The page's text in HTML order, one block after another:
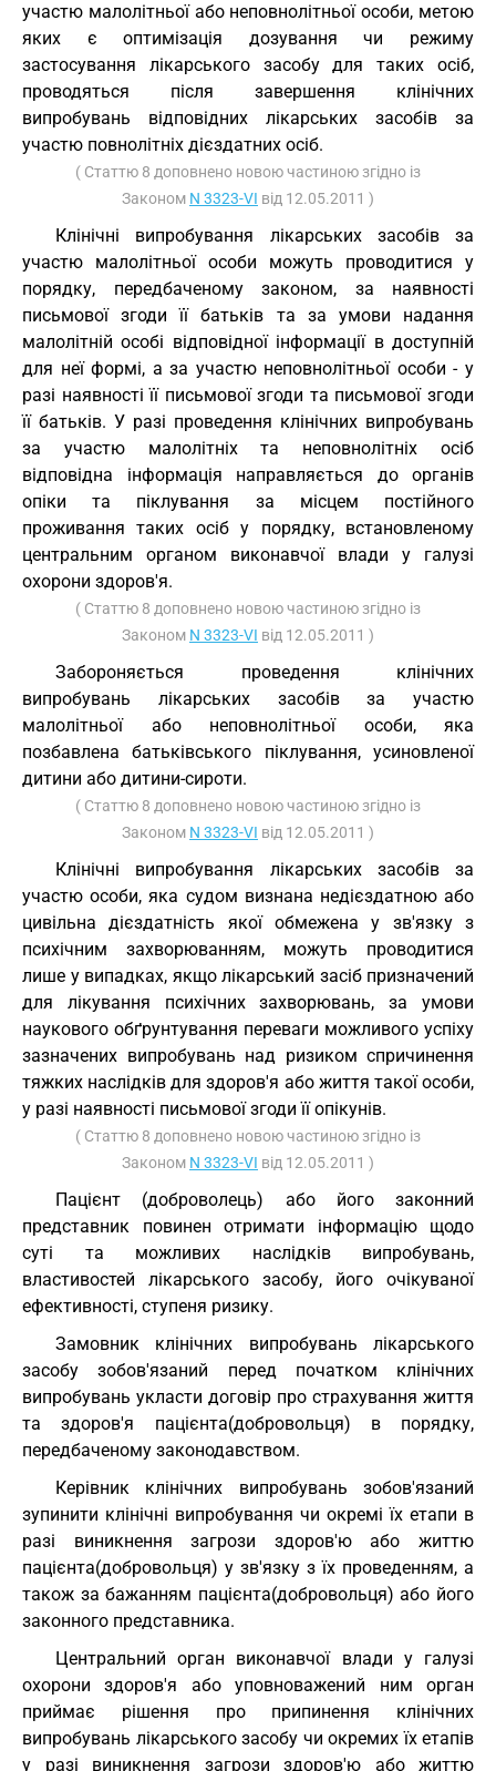
участю малолітньої або неповнолітньої особи, метою
яких є оптимізація дозування чи режиму
застосування лікарського засобу для таких осіб,
проводяться після завершення клінічних
випробувань відповідних лікарських засобів за
участю повнолітніх дієздатних осіб.
( Статтю 8 доповнено новою частиною згідно із
Законом N 3323-VI від 12.05.2011 )
Клінічні випробування лікарських засобів за
участю малолітньої особи можуть проводитися у
порядку, передбаченому законом, за наявності
письмової згоди її батьків та за умови надання
малолітній особі відповідної інформації в доступній
для неї формі, а за участю неповнолітньої особи - у
разі наявності її письмової згоди та письмової згоди
її батьків. У разі проведення клінічних випробувань
за участю малолітніх та неповнолітніх осіб
відповідна інформація направляється до органів
опіки та піклування за місцем постійного
проживання таких осіб у порядку, встановленому
центральним органом виконавчої влади у галузі
охорони здоров'я.
( Статтю 8 доповнено новою частиною згідно із
Законом N 3323-VI від 12.05.2011 )
Забороняється проведення клінічних
випробувань лікарських засобів за участю
малолітньої або неповнолітньої особи, яка
позбавлена батьківського піклування, усиновленої
дитини або дитини-сироти.
( Статтю 8 доповнено новою частиною згідно із
Законом N 3323-VI від 12.05.2011 )
Клінічні випробування лікарських засобів за
участю особи, яка судом визнана недієздатною або
цивільна дієздатність якої обмежена у зв'язку з
психічним захворюванням, можуть проводитися
лише у випадках, якщо лікарський засіб призначений
для лікування психічних захворювань, за умови
наукового обґрунтування переваги можливого успіху
зазначених випробувань над ризиком спричинення
тяжких наслідків для здоров'я або життя такої особи,
у разі наявності письмової згоди її опікунів.
( Статтю 8 доповнено новою частиною згідно із
Законом N 3323-VI від 12.05.2011 )
Пацієнт (доброволець) або його законний
представник повинен отримати інформацію щодо
суті та можливих наслідків випробувань,
властивостей лікарського засобу, його очікуваної
ефективності, ступеня ризику.
Замовник клінічних випробувань лікарського
засобу зобов'язаний перед початком клінічних
випробувань укласти договір про страхування життя
та здоров'я пацієнта(добровольця) в порядку,
передбаченому законодавством.
Керівник клінічних випробувань зобов'язаний
зупинити клінічні випробування чи окремі їх етапи в
разі виникнення загрози здоров'ю або життю
пацієнта(добровольця) у зв'язку з їх проведенням, а
також за бажанням пацієнта(добровольця) або його
законного представника.
Центральний орган виконавчої влади у галузі
охорони здоров'я або уповноважений ним орган
приймає рішення про припинення клінічних
випробувань лікарського засобу чи окремих їх етапів
у разі виникнення загрози здоров'ю або життю